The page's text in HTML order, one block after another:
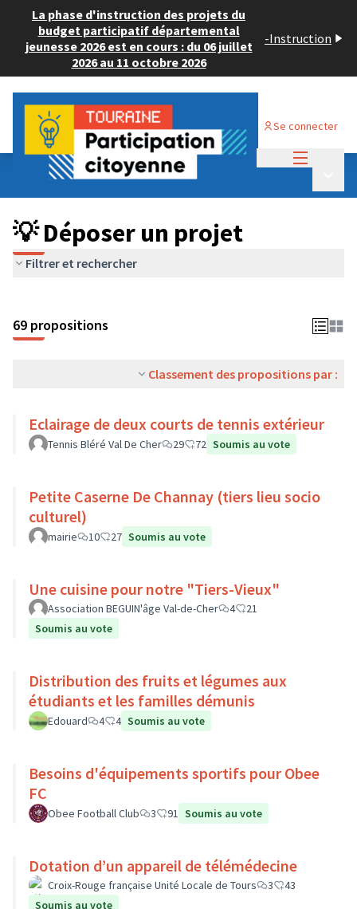
La phase d'instruction des projets du
budget participatif départemental
jeunesse 2026 est en cours : du 06 juillet
2026 au 11 octobre 2026
-Instruction
Se connecter
Budget Participatif ADULTE 2024
💡 Déposer un projet
💡 Déposer un projet
Filtrer et rechercher
69 propositions
Classement des propositions par :
Eclairage de deux courts de tennis extérieur
Tennis Bléré Val De Cher 29 72 Soumis au vote
Petite Caserne De Channay (tiers lieu socio
culturel)
mairie 10 27 Soumis au vote
Une cuisine pour notre "Tiers-Vieux"
Association BEGUIN'âge Val-de-Cher 4
21
Soumis au vote
Distribution des fruits et légumes aux
étudiants et les familles démunis
Edouard 4 4 Soumis au vote
Besoins d'équipements sportifs pour Obee
FC
Obee Football Club 3 91 Soumis au vote
Dotation d’un appareil de télémédecine
Croix-Rouge française Unité Locale de Tours 3
43
Soumis au vote